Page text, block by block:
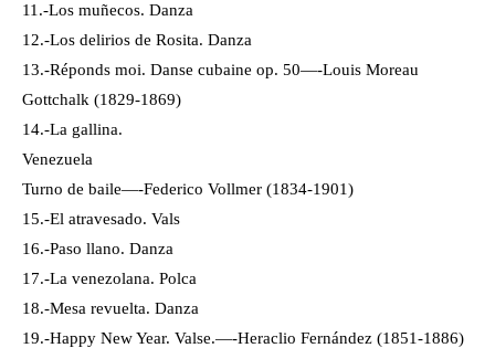
11.-Los muñecos. Danza
12.-Los delirios de Rosita. Danza
13.-Réponds moi. Danse cubaine op. 50—-Louis Moreau
Gottchalk (1829-1869)
14.-La gallina.
Venezuela
Turno de baile—-Federico Vollmer (1834-1901)
15.-El atravesado. Vals
16.-Paso llano. Danza
17.-La venezolana. Polca
18.-Mesa revuelta. Danza
19.-Happy New Year. Valse.—-Heraclio Fernández (1851-1886)